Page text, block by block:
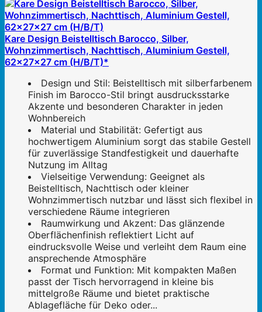
Kare Design Beistelltisch Barocco, Silber,
Wohnzimmertisch, Nachttisch, Aluminium Gestell,
62x27x27 cm (H/B/T)*
Design und Stil: Beistelltisch mit silberfarbenem
Finish im Barocco-Stil bringt ausdrucksstarke
Akzente und besonderen Charakter in jeden
Wohnbereich
Material und Stabilität: Gefertigt aus
hochwertigem Aluminium sorgt das stabile Gestell
für zuverlässige Standfestigkeit und dauerhafte
Nutzung im Alltag
Vielseitige Verwendung: Geeignet als
Beistelltisch, Nachttisch oder kleiner
Wohnzimmertisch nutzbar und lässt sich flexibel in
verschiedene Räume integrieren
Raumwirkung und Akzent: Das glänzende
Oberflächenfinish reflektiert Licht auf
eindrucksvolle Weise und verleiht dem Raum eine
ansprechende Atmosphäre
Format und Funktion: Mit kompakten Maßen
passt der Tisch hervorragend in kleine bis
mittelgroße Räume und bietet praktische
Ablagefläche für Deko oder...